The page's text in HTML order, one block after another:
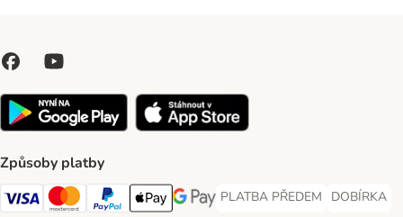
Způsoby platby
Visa Payment Method
Mastercard Payment Method
PayPal Payment Method
Apple pay Payment Method
GooglePay Payment Method
PLATBA PŘEDEM
PLATBA PŘEDEM Payment
DOBÍRKA
DOBÍRKA